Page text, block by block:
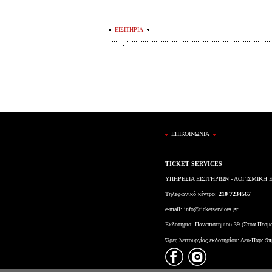
ΕΙΣΙΤΗΡΙΑ
ΕΠΙΚΟΙΝΩΝΙΑ
TICKET SERVICES
ΥΠΗΡΕΣΙΑ ΕΙΣΙΤΗΡΙΩΝ - ΛΟΓΙΣΜΙΚΗ
Τηλεφωνικό κέντρο: 210 7234567
e-mail: info@ticketservices.gr
Εκδοτήριο: Πανεπιστημίου 39 (Στοά
Ώρες λειτουργίας εκδοτηρίου: Δευ-Παρ: